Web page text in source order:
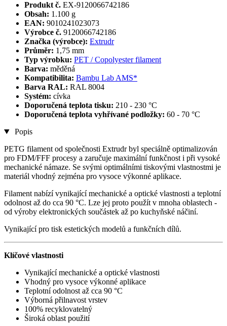
Produkt č. EX-9120066742186
Obsah: 1.100 g
EAN: 9010241023073
Výrobce č. 9120066742186
Značka (výrobce): Extrudr
Průměr: 1,75 mm
Typ výrobku: PET / Copolyester filament
Barva: měděná
Kompatibilita: Bambu Lab AMS*
Barva RAL: RAL 8004
Systém: cívka
Doporučená teplota tisku: 210 - 230 °C
Doporučená teplota vyhřívané podložky: 60 - 70 °C
Popis
PETG filament od společnosti Extrudr byl speciálně optimalizován
pro FDM/FFF procesy a zaručuje maximální funkčnost i při vysoké
mechanické námaze. Se svými optimálními tiskovými vlastnostmi je
materiál vhodný zejména pro vysoce výkonné aplikace.
Filament nabízí vynikající mechanické a optické vlastnosti a teplotní
odolnost až do cca 90 °C. Lze jej proto použít v mnoha oblastech -
od výroby elektronických součástek až po kuchyňské náčiní.
Vynikající pro tisk estetických modelů a funkčních dílů.
Klíčové vlastnosti
Vynikající mechanické a optické vlastnosti
Vhodný pro vysoce výkonné aplikace
Teplotní odolnost až cca 90 °C
Výborná přilnavost vrstev
100% recyklovatelný
Široká oblast použití